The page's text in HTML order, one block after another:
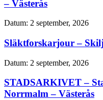
– Västerås
Datum: 2 september, 2026
Släktforskarjour –
Datum: 2 september, 2026
STADSARKIVET –
Norrmalm – Västerås